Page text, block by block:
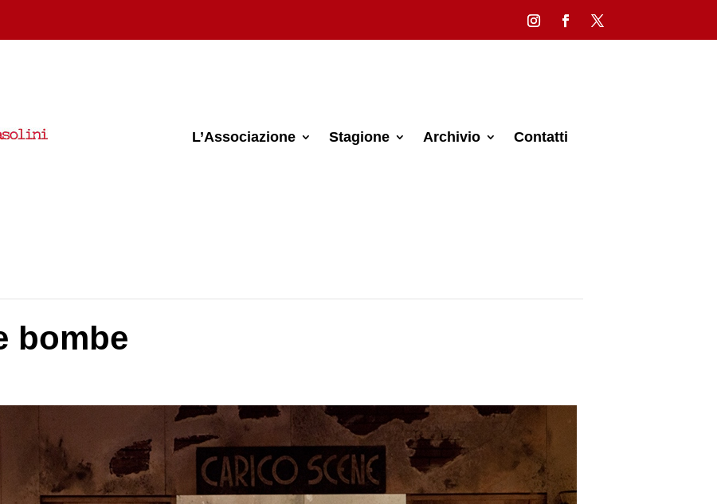
L’Associazione Stagione Archivio Contatti
bombe